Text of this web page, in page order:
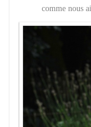
comme nous